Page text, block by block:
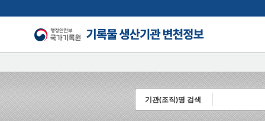
기관(조직)명 검색